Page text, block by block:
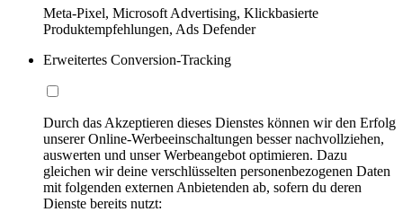
Meta-Pixel, Microsoft Advertising, Klickbasierte
Produktempfehlungen, Ads Defender
Erweitertes Conversion-Tracking
Durch das Akzeptieren dieses Dienstes können wir den Erfolg
unserer Online-Werbeeinschaltungen besser nachvollziehen,
auswerten und unser Werbeangebot optimieren. Dazu
gleichen wir deine verschlüsselten personenbezogenen Daten
mit folgenden externen Anbietenden ab, sofern du deren
Dienste bereits nutzt: